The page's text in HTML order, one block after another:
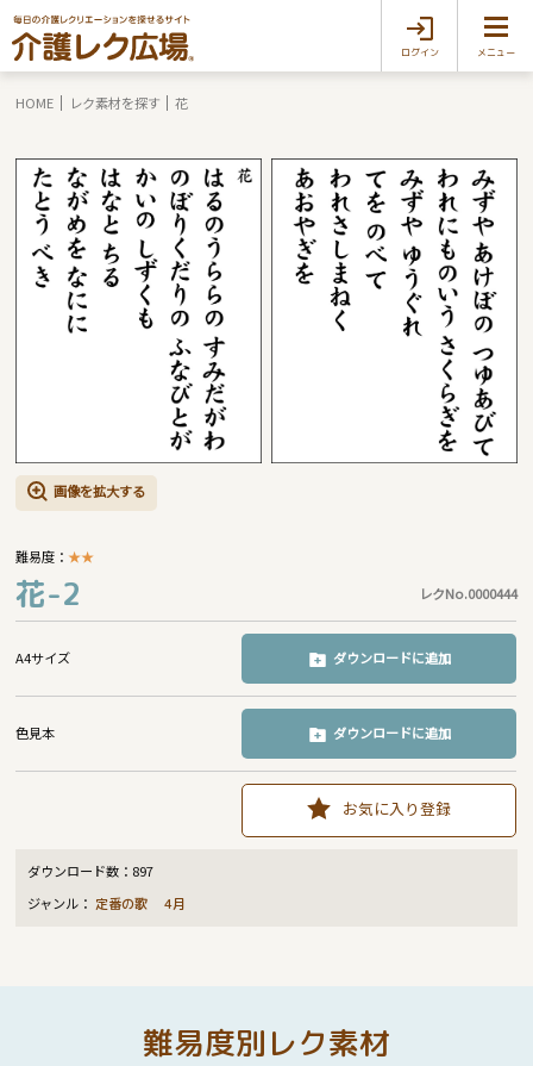
ログイン メニュー
HOME レク素材を探す 花
画像を拡大する
難易度：★★
花-2 レクNo.0000444
A4サイズ ダウンロードに追加
色見本 ダウンロードに追加
お気に入り登録
ダウンロード数： 897
ジャンル： 定番の歌 4月
難易度別レク素材